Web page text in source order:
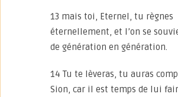
13 mais toi, Eternel, tu règnes
éternellement, et l’on se
de génération en génération.
14 Tu te lèveras, tu auras
Sion, car il est temps de lui